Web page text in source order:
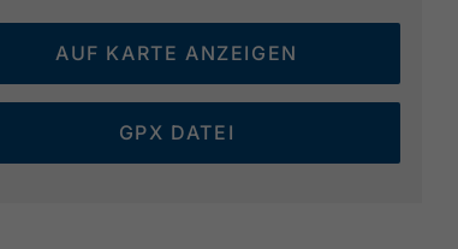
AUF KARTE ANZEIGEN
GPX DATEI